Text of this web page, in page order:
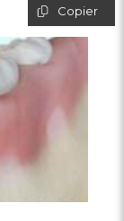
Copier